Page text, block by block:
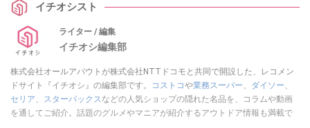
イチオシスト
ライター / 編集
イチオシ編集部
株式会社オールアバウトが株式会社NTTドコモと共同で開設した、レコメン
ドサイト『イチオシ』の編集部です。
コストコや業務スーパー ダイソー
セリア
スターバックス などの人気ショップの隠れた名品を、コラムや動画
を通してご紹介。話題のグルメやマニアが紹介するアウトドア情報も満載で